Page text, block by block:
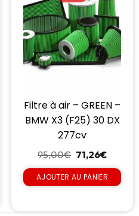
Filtre à air – GREEN –
BMW X3 (F25) 30 DX
277cv
95,00€ 71,26€
AJOUTER AU PANIER